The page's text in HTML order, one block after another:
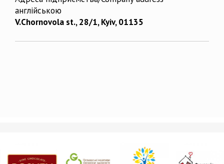
англійською
V.Chornovola st., 28/1, Kyiv, 01135